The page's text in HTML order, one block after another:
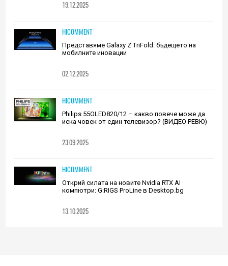
19.12.2025
HICOMMENT
Представяме Galaxy Z TriFold: бъдещето на
мобилните иновации
02.12.2025
HICOMMENT
Philips 55OLED820/12 – какво повече може да
иска човек от един телевизор? (ВИДЕО РЕВЮ)
23.09.2025
HICOMMENT
Открий силата на новите Nvidia RTX AI
компютри: G:RIGS ProLine в Desktop.bg
13.10.2025